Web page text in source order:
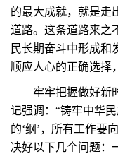
的最大成就，就是走
道路。这条道路来之
民长期奋斗中形成和
顺应人心的正确选择
牢牢把握做好新时
记强调：“铸牢中华
的‘纲’，所有工作要
决好以下几个问题：